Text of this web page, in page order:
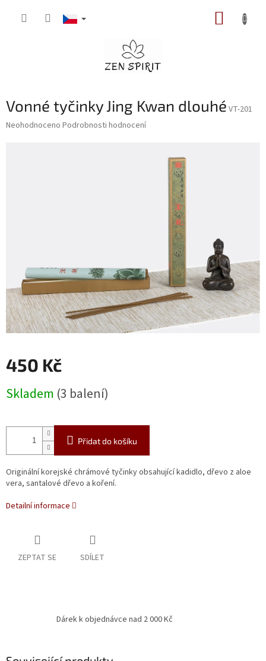
Vonné tyčinky Jing Kwan dlouhé VT-201
Průměrné
Neohodnoceno Podrobnosti hodnocení
450 Kč
cena:
Skladem (3 balení)
Přidat do košíku
Originální korejské chrámové tyčinky obsahující kadidlo, dřevo z aloe
vera, santalové dřevo a koření.
Detailní informace
ZEPTAT SE SDÍLET
Dárek k objednávce nad 2 000 Kč